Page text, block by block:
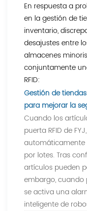
En respuesta a
en la gestión de
inventario,
desajustes entre
almacenes
conjuntamente
RFID:
Gestión de
para mejorar la
Cuando los
puerta RFID de
por lotes. Tras
artículos pueden
embargo,
se activa una
inteligente de